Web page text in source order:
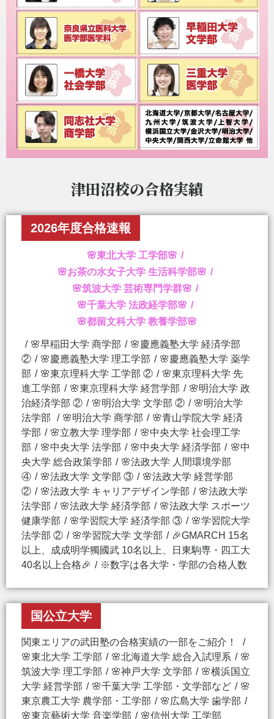
津田沼校の合格実績
2026年度合格速報
🌸東北大学 工学部🌸
🌸お茶の水女子大学 生活科学部🌸
🌸筑波大学 芸術専門学群🌸
🌸千葉大学 法政経学部🌸
🌸都留文科大学 教養学部🌸
🌸早稲田大学 商学部
🌸慶應義塾大学 経済学部
②
🌸慶應義塾大学 理工学部
🌸慶應義塾大学 薬学
部
🌸東京理科大学 工学部 ②
🌸東京理科大学 先
進工学部
🌸東京理科大学 経営学部
🌸明治大学 政
治経済学部 ②
🌸明治大学 文学部 ②
🌸明治大学
法学部
🌸明治大学 商学部
🌸青山学院大学 経済
学部
🌸立教大学 理学部
🌸中央大学 社会理工学
部
🌸中央大学 法学部 🌸中央大学 経済学部
🌸中
央大学 総合政策学部
🌸法政大学 人間環境学部
④
🌸法政大学 文学部 ③
🌸法政大学 経営学部
②
🌸法政大学 キャリアデザイン学部
🌸法政大学
法学部
🌸法政大学 経済学部
🌸法政大学 スポーツ
健康学部
🌸学習院大学 経済学部 ③
🌸学習院大学
法学部 ②
🌸学習院大学 文学部
🎉GMARCH 15名
以上、成成明学獨國武 10名以上、日東駒専・四工大
40名以上合格🎉
※数字は各大学・学部の合格人数
国公立大学
関東エリアの武田塾の合格実績の一部をご紹介！
🌸東北大学 工学部
🌸北海道大学 総合入試理系
🌸
筑波大学 理工学部
🌸神戸大学 文学部
🌸横浜国立
大学 経営学部
🌸千葉大学 工学部・文学部など
🌸
東京農工大学 農学部・工学部
🌸広島大学 歯学部
🌸東京藝術大学 音楽学部
🌸信州大学 工学部